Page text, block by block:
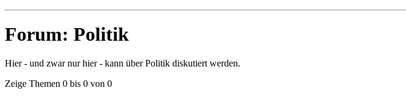
Forum: Politik
Hier - und zwar nur hier - kann über Politik diskutiert werden.
Zeige Themen 0 bis 0 von 0